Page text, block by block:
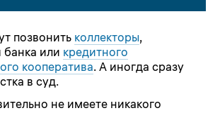
позвонить коллекторы,
банка или кредитного
кооператива. А иногда сразу
в суд.
не имеете никакого